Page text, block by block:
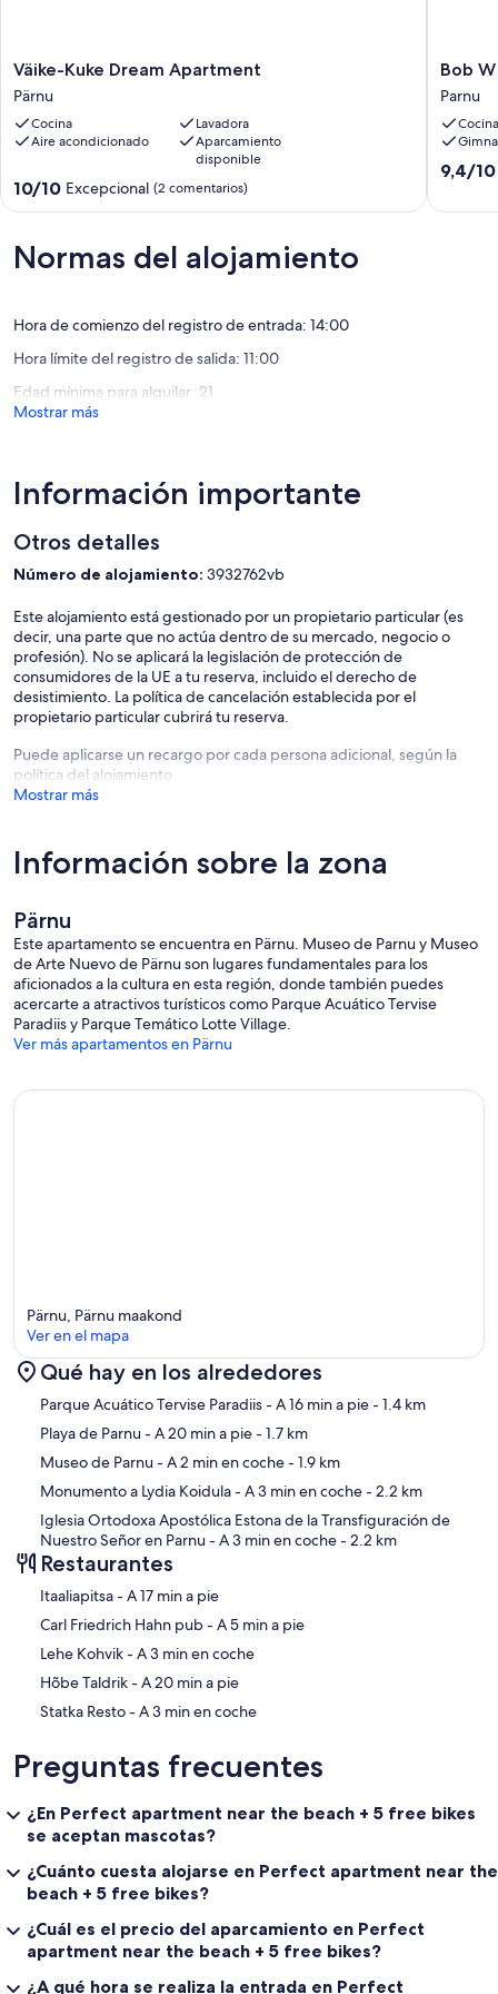
Väike-
Kuke
Dream
Apartment
Pärnu
Väike-Kuke Dream Apartment
Pärnu
Cocina
Lavadora
Aire acondicionado
Aparcamiento
disponible
10.0
sobre
Excepcional,
(2 comentarios)
10/10 Excepcional (2 comentarios)
Bob
W
Pärnu
Parnu
Bob
Parnu
Cocina
9.4
10,
9,4/10
Normas del alojamiento
Hora de comienzo del registro de entrada: 14:00
Hora límite del registro de salida: 11:00
Edad mínima para alquilar: 21
Mostrar más
Información importante
Otros detalles
Número de alojamiento: 3932762vb
Este alojamiento está gestionado por un propietario particular (es
decir, una parte que no actúa dentro de su mercado, negocio o
profesión). No se aplicará la legislación de protección de
consumidores de la UE a tu reserva, incluido el derecho de
desistimiento. La política de cancelación establecida por el
propietario particular cubrirá tu reserva.
Puede aplicarse un recargo por cada persona adicional, según la
política del alojamiento.
Mostrar más
Información sobre la zona
Pärnu
Este apartamento se encuentra en Pärnu. Museo de Parnu y Museo
de Arte Nuevo de Pärnu son lugares fundamentales para los
aficionados a la cultura en esta región, donde también puedes
acercarte a atractivos turísticos como Parque Acuático Tervise
Paradiis y Parque Temático Lotte Village.
Ver más apartamentos en Pärnu
Mapa
Pärnu, Pärnu maakond
Ver en el mapa
Qué hay en los alrededores
Parque Acuático Tervise Paradiis- A 16 min a pie- 1.4 km
Playa de Parnu - A 20 min a pie- 1.7 km
Museo de Parnu - A 2 min en coche- 1.9 km
Monumento a Lydia Koidula- A 3 min en coche- 2.2 km
Iglesia Ortodoxa Apostólica Estona de la Transfiguración de
Nuestro Señor en Parnu - A 3 min en coche- 2.2 km
Restaurantes
‪Itaaliapitsa - ‬A 17 min a pie
‪Carl Friedrich Hahn pub - ‬A 5 min a pie
‪Lehe Kohvik - ‬A 3 min en coche
‪Hõbe Taldrik - ‬A 20 min a pie
‪Statka Resto - ‬A 3 min en coche
Preguntas frecuentes
¿En Perfect apartment near the beach + 5 free bikes
se aceptan mascotas?
¿Cuánto cuesta alojarse en Perfect apartment near the
beach + 5 free bikes?
¿Cuál es el precio del aparcamiento en Perfect
apartment near the beach + 5 free bikes?
¿A qué hora se realiza la entrada en Perfect